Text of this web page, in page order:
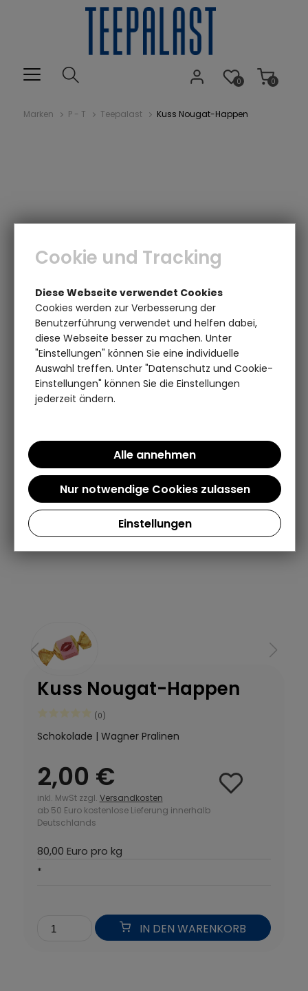
0
0
Marken P - T Teepalast Kuss Nougat-Happen
Kuss Nougat-Happen
(0)
Schokolade | Wagner Pralinen
2,00 €
inkl. MwSt zzgl. Versandkosten
ab 50 Euro kostenlose Lieferung innerhalb
Deutschlands
80,00 Euro pro kg
*
IN DEN WARENKORB
Cookie und Tracking
Diese Webseite verwendet Cookies
Cookies werden zur Verbesserung der
Benutzerführung verwendet und helfen dabei,
diese Webseite besser zu machen. Unter
"Einstellungen" können Sie eine individuelle
Auswahl treffen. Unter "Datenschutz und Cookie-
Einstellungen" können Sie die Einstellungen
jederzeit ändern.
Einstellungen